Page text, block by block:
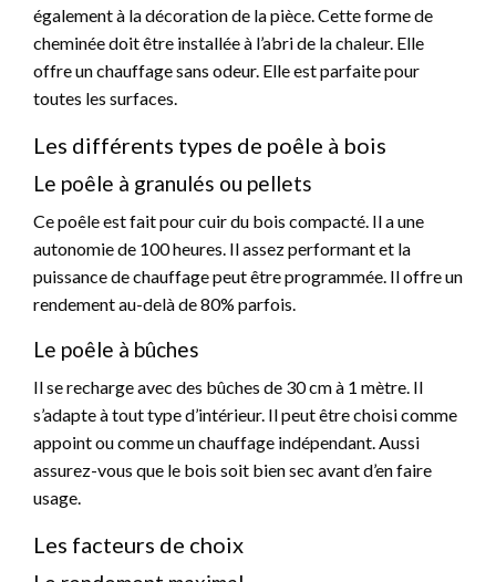
également à la décoration de la pièce. Cette forme de
cheminée doit être installée à l’abri de la chaleur. Elle
offre un chauffage sans odeur. Elle est parfaite pour
toutes les surfaces.
Les différents types de poêle à bois
Le poêle à granulés ou pellets
Ce poêle est fait pour cuir du bois compacté. Il a une
autonomie de 100 heures. Il assez performant et la
puissance de chauffage peut être programmée. Il offre un
rendement au-delà de 80% parfois.
Le poêle à bûches
Il se recharge avec des bûches de 30 cm à 1 mètre. Il
s’adapte à tout type d’intérieur. Il peut être choisi comme
appoint ou comme un chauffage indépendant. Aussi
assurez-vous que le bois soit bien sec avant d’en faire
usage.
Les facteurs de choix